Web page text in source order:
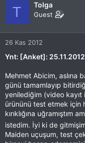
T Tolga
Guest
26 Kas 2012
Ynt: [Anket]:
Mehmet Abicim, aslına
günü tamamlayıp
yenilediğim (video
ürününü test etmek için
kırıklığına uğramıştım
istedim. İyi ki de
Maiden uçuşum, test